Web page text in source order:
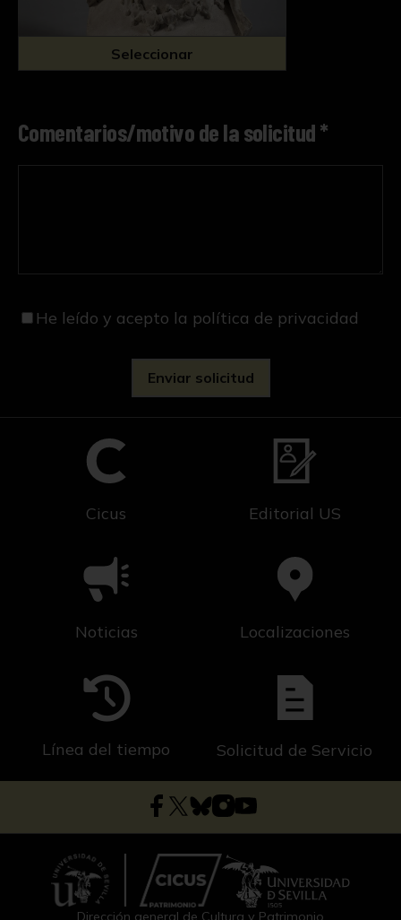
Seleccionar
Comentarios/motivo de la solicitud *
He leído y acepto la política de privacidad
Cicus Editorial US
Noticias Localizaciones
Línea del tiempo Solicitud de Servicio
Dirección general de Cultura y Patrimonio